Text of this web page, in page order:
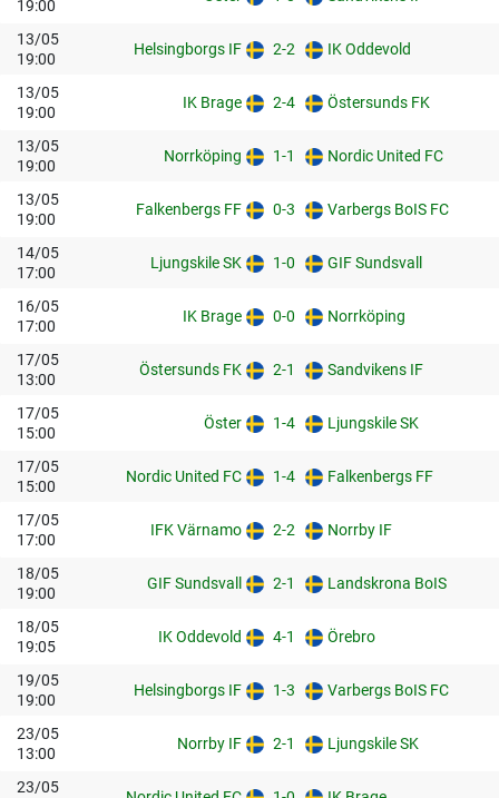
19:00
13/05
19:00
Helsingborgs IF 2-2 IK Oddevold
13/05
19:00
IK Brage 2-4 Östersunds FK
13/05
19:00
Norrköping 1-1 Nordic United FC
13/05
19:00
Falkenbergs FF 0-3 Varbergs BoIS FC
14/05
17:00
Ljungskile SK 1-0 GIF Sundsvall
16/05
17:00
IK Brage 0-0 Norrköping
17/05
13:00
Östersunds FK 2-1 Sandvikens IF
17/05
15:00
Öster 1-4 Ljungskile SK
17/05
15:00
Nordic United FC 1-4 Falkenbergs FF
17/05
17:00
IFK Värnamo 2-2 Norrby IF
18/05
19:00
GIF Sundsvall 2-1 Landskrona BoIS
18/05
19:05
IK Oddevold 4-1 Örebro
19/05
19:00
Helsingborgs IF 1-3 Varbergs BoIS FC
23/05
13:00
Norrby IF 2-1 Ljungskile SK
23/05